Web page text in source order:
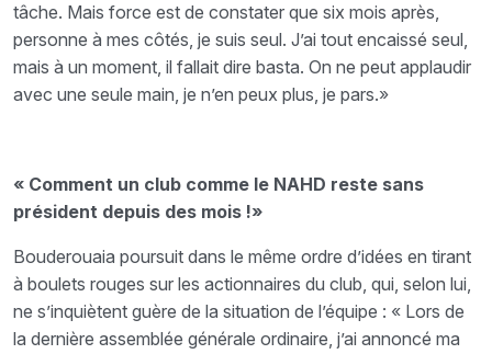
tâche. Mais force est de constater que six mois après,
personne à mes côtés, je suis seul. J’ai tout encaissé seul,
mais à un moment, il fallait dire basta. On ne peut applaudir
avec une seule main, je n’en peux plus, je pars.»
« Comment un club comme le NAHD reste sans
président depuis des mois !»
Bouderouaia poursuit dans le même ordre d’idées en tirant
à boulets rouges sur les actionnaires du club, qui, selon lui,
ne s’inquiètent guère de la situation de l’équipe : « Lors de
la dernière assemblée générale ordinaire, j’ai annoncé ma